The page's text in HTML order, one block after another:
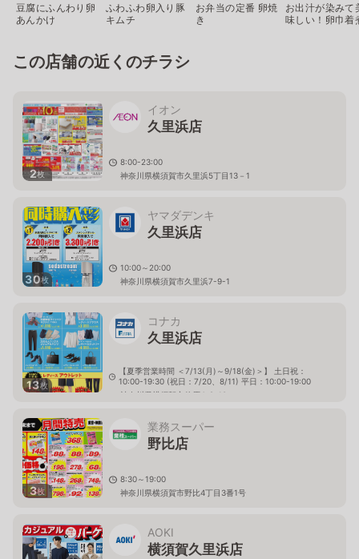
豆腐にふんわり卵
あんかけ
ふわふわ卵入り豚
キムチ
お弁当の定番 卵焼
き
お出汁が染みて
味しい！卵巾着
この店舗の近くのチラシ
2枚
イオン
久里浜店
8:00-23:00
神奈川県横須賀市久里浜5丁目13－1
30枚
ヤマダデンキ
久里浜店
10:00～20:00
神奈川県横須賀市久里浜7-9-1
13枚
コナカ
久里浜店
【夏季営業時間 ＜7/13(月)～9/18(金)＞】 土日祝：
10:00-19:30 (祝日：7/20、8/11) 平日：10:00-19:00
神奈川県横須賀市佐原4-9-10
3枚
業務スーパー
野比店
8:30～19:00
神奈川県横須賀市野比4丁目3番1号
AOKI
横須賀久里浜店